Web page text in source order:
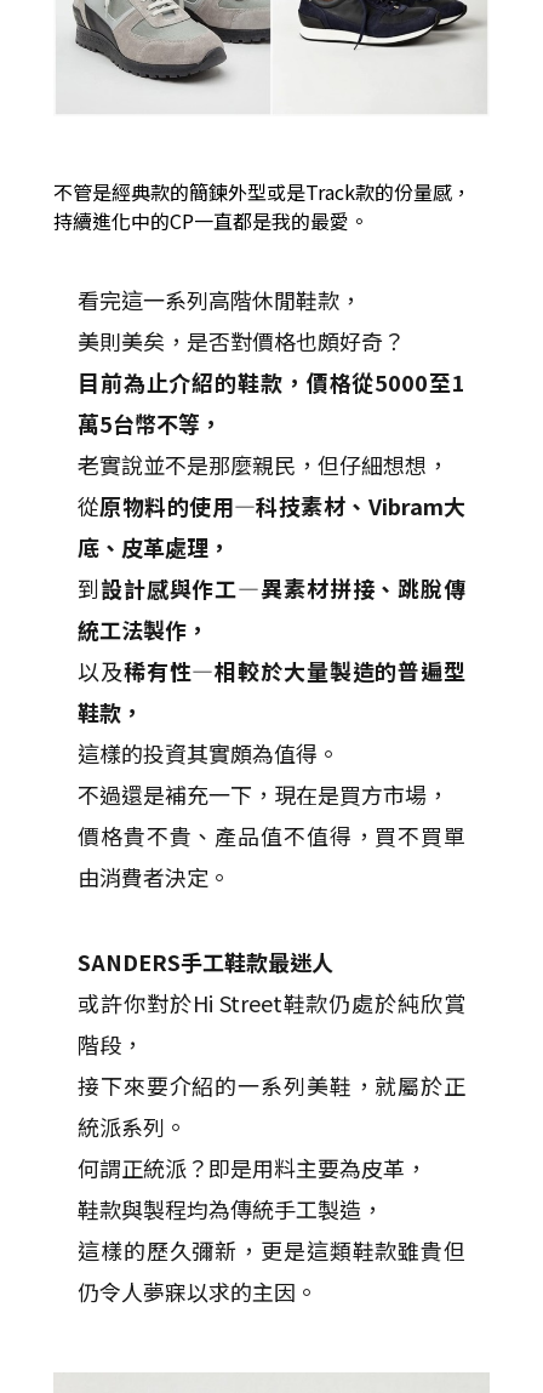
不管是經典款的簡鍊外型或是Track款的份量感，
持續進化中的CP一直都是我的最愛。
看完這一系列高階休閒鞋款，
美則美矣，是否對價格也頗好奇？
目前為止介紹的鞋款，價格從5000至1
萬5台幣不等，
老實說並不是那麼親民，但仔細想想，
從原物料的使用—科技素材、Vibram大
底、皮革處理，
到設計感與作工—異素材拼接、跳脫傳
統工法製作，
以及稀有性—相較於大量製造的普遍型
鞋款，
這樣的投資其實頗為值得。
不過還是補充一下，現在是買方市場，
價格貴不貴、產品值不值得，買不買單
由消費者決定。
SANDERS手工鞋款最迷人
或許你對於Hi Street鞋款仍處於純欣賞
階段，
接下來要介紹的一系列美鞋，就屬於正
統派系列。
何謂正統派？即是用料主要為皮革，
鞋款與製程均為傳統手工製造，
這樣的歷久彌新，更是這類鞋款雖貴但
仍令人夢寐以求的主因。